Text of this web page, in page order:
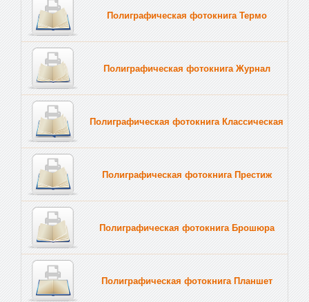
Полиграфическая фотокнига Термо
Полиграфическая фотокнига Журнал
Полиграфическая фотокнига Классическая
Полиграфическая фотокнига Престиж
Полиграфическая фотокнига Брошюра
Полиграфическая фотокнига Планшет